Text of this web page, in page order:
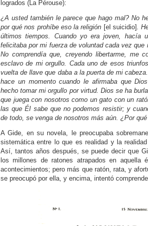
logrados (La Pérouse):
¿A usted también le parece que hago mal? No
por qué nos prohíbe eso la religión [el suicidio].
últimos tiempos. Cuando yo era joven, hacía
felicitaba por mi fuerza de voluntad cada vez que
No comprendía que, creyendo libertarme, me
esclavo de mi orgullo. Cada uno de esos
vuelta de llave que daba a la puerta de mi
hace un momento cuando le afirmaba que
hecho tomar mi orgullo por virtud. Dios se ha
que juega con nosotros como un gato con un
las que Él sabe que no podemos resistir; y
de todo, se venga de nosotros más aún. ¿Por qué
A Gide, en su novela, le preocupaba
sistemática entre lo que es realidad y la
Así, tantos años después, se puede decir que
los millones de ratones atrapados en aquella
acontecimientos; pero más que ratón, rata, y
se preocupó por ella, y encima, intentó